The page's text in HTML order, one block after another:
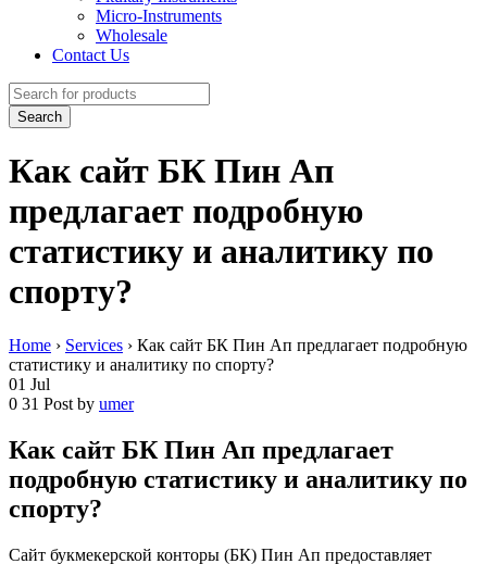
Micro-Instruments
Wholesale
Contact Us
Как сайт БК Пин Ап
предлагает подробную
статистику и аналитику по
спорту?
Home › Services › Как сайт БК Пин Ап предлагает подробную
статистику и аналитику по спорту?
01 Jul
0 31 Post by umer
Как сайт БК Пин Ап предлагает
подробную статистику и аналитику по
спорту?
Сайт букмекерской конторы (БК) Пин Ап предоставляет